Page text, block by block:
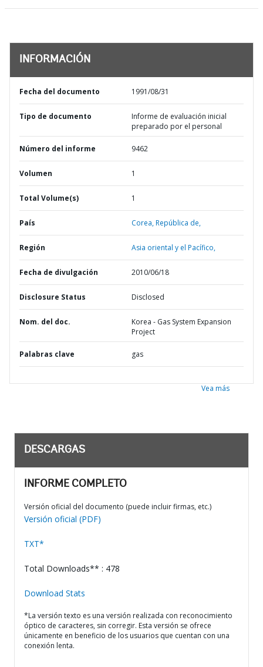
INFORMACIÓN
Fecha del documento 1991/08/31
Tipo de documento
Informe de evaluación inicial
preparado por el personal
Número del informe 9462
Volumen 1
Total Volume(s) 1
País Corea,República de,
Región Asia oriental y el Pacífico,
Fecha de divulgación 2010/06/18
Disclosure Status Disclosed
Nom. del doc.
Korea - Gas System Expansion
Project
Palabras clave gas
Vea más
DESCARGAS
INFORME COMPLETO
Versión oficial del documento (puede incluir firmas, etc.)
Versión oficial (PDF)
TXT*
Total Downloads** : 478
Download Stats
*La versión texto es una versión realizada con reconocimiento
óptico de caracteres, sin corregir. Esta versión se ofrece
únicamente en beneficio de los usuarios que cuentan con una
conexión lenta.